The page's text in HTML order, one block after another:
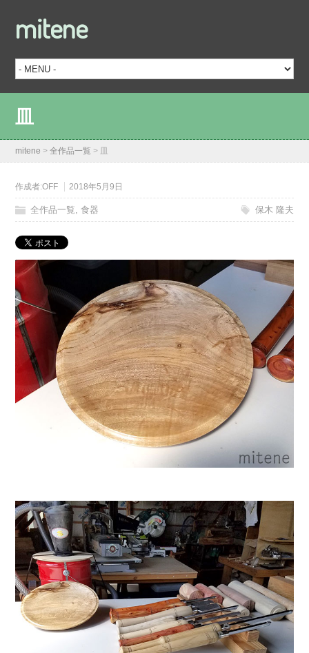
mitene
皿
mitene >全作品一覧 > 皿
作成者:OFF 2018年5月9日
全作品一覧,食器 保木 隆夫